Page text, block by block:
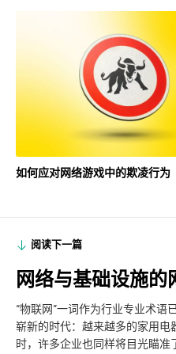
如何应对网络游戏中的欺凌行为
阅读下一篇
网络与基础设施的
“物联网”一词作为行业专业术语
崭新的时代：越来越多的家用电
时，许多企业也同样将目光瞄